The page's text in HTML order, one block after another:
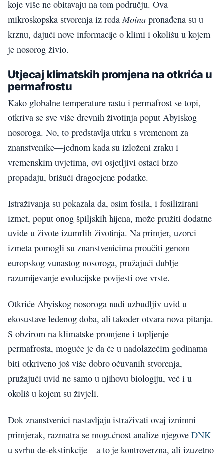
koje više ne obitavaju na tom području. Ova
mikroskopska stvorenja iz rodaMoina pronađena su u
krznu, dajući nove informacije o klimi i okolišu u kojem
je nosorog živio.
Utjecaj klimatskih promjena na otkrića u
permafrostu
Kako globalne temperature rastu i permafrost se topi,
otkriva se sve više drevnih životinja poput Abyiskog
nosoroga. No, to predstavlja utrku s vremenom za
znanstvenike—jednom kada su izloženi zraku i
vremenskim uvjetima, ovi osjetljivi ostaci brzo
propadaju, brišući dragocjene podatke.
Istraživanja su pokazala da, osim fosila, i fosilizirani
izmet, poput onog špiljskih hijena, može pružiti dodatne
uvide u živote izumrlih životinja. Na primjer, uzorci
izmeta pomogli su znanstvenicima proučiti genom
europskog vunastog nosoroga, pružajući dublje
razumijevanje evolucijske povijesti ove vrste.
Otkriće Abyiskog nosoroga nudi uzbudljiv uvid u
ekosustave ledenog doba, ali također otvara nova pitanja.
S obzirom na klimatske promjene i topljenje
permafrosta, moguće je da će u nadolazećim godinama
biti otkriveno još više dobro očuvanih stvorenja,
pružajući uvid ne samo u njihovu biologiju, već i u
okoliš u kojem su živjeli.
Dok znanstvenici nastavljaju istraživati ovaj iznimni
primjerak, razmatra se mogućnost analize njegove DNK
u svrhu de-ekstinkcije—a to je kontroverzna, ali izuzetno